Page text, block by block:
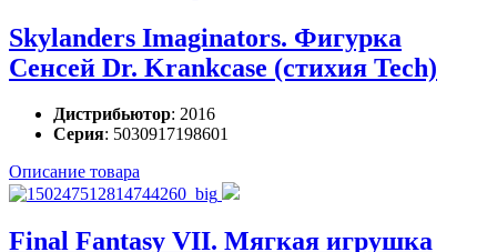
Skylanders Imaginators. Фигурка
Сенсей Dr. Krankcase (стихия Tech)
Дистрибьютор: 2016
Серия: 5030917198601
Описание товара
Final Fantasy VII. Мягкая игрушка